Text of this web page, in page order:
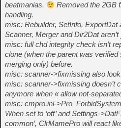
beatmanias.
Removed the 2GB
handling.
misc: Rebuilder, SetInfo, ExportDat
Scanner, Merger and Dir2Dat aren’t
misc: full chd integrity check isn’t
clone (when the parent was
merging only) before.
misc: scanner->fixmissing also
misc: scanner->fixmissing doesn’t
anymore when « allow not-
misc: cmpro.ini-
When set to ‘off’ and Settings-
common’, ClrMamePro will react